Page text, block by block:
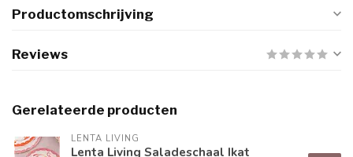
Productomschrijving
Reviews
Gerelateerde producten
LENTA LIVING
Lenta Living Saladeschaal Ikat